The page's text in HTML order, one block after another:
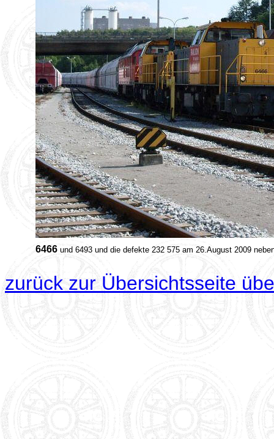
6466 und 6493 und die defekte 232 575 am 26.August 2009
zurück zur Übersichtsseite